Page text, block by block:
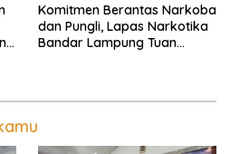
Komitmen Berantas Narkoba
dan Pungli, Lapas Narkotika
Bandar Lampung Tuan